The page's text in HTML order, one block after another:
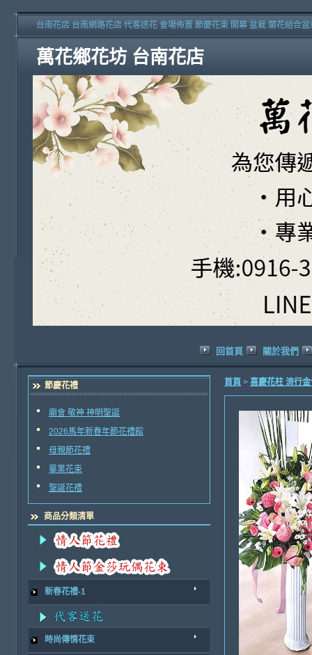
萬花鄉花坊 台南花店
台南花店 台南網路花店 代客送花 會場佈置 節慶花束 開幕 盆栽 蘭花組合
回首頁 關於我們
節慶花禮
廟會 敬神 神明聖誕
2026馬年新春年節花禮館
母親節花禮
畢業花束
聖誕花禮
商品分類清單
新春花禮-1
時尚傳情花束
首頁 > 喜慶花柱 流行